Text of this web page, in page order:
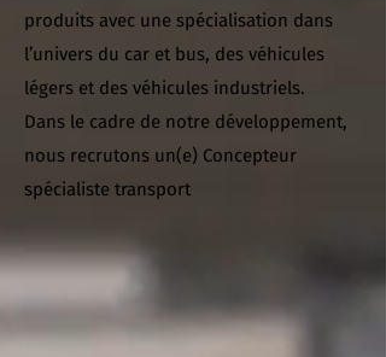
produits avec une spécialisation dans
l’univers du car et bus, des véhicules
légers et des véhicules industriels.
Dans le cadre de notre développement,
nous recrutons un(e) Concepteur
spécialiste transport